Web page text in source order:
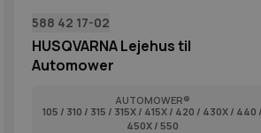
588 42 17-02
HUSQVARNA Lejehus til
Automower
AUTOMOWER®
105 / 310 / 315 / 315X / 415X / 420 / 430X / 440 /
450X / 550